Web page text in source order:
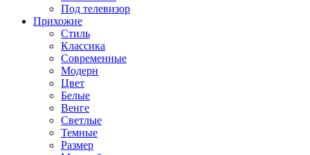
Под телевизор
Прихожие
Стиль
Классика
Современные
Модерн
Цвет
Белые
Венге
Светлые
Темные
Размер